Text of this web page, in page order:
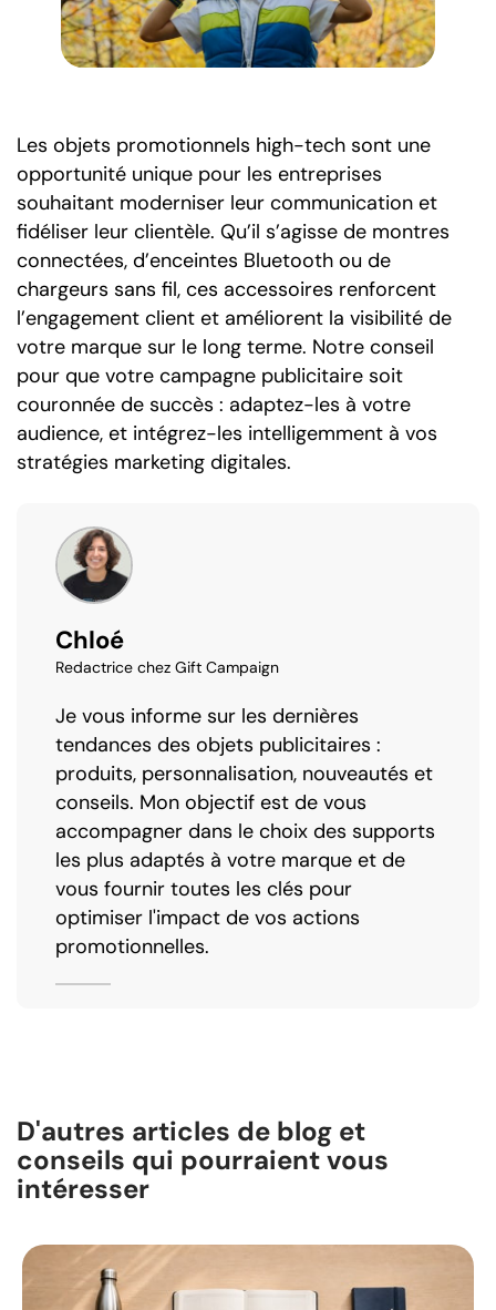
Les objets promotionnels high-tech sont une
opportunité unique pour les entreprises
souhaitant moderniser leur communication et
fidéliser leur clientèle. Qu’il s’agisse de montres
connectées, d’enceintes Bluetooth ou de
chargeurs sans fil, ces accessoires renforcent
l’engagement client et améliorent la visibilité de
votre marque sur le long terme. Notre conseil
pour que votre campagne publicitaire soit
couronnée de succès : adaptez-les à votre
audience, et intégrez-les intelligemment à vos
stratégies marketing digitales.
Chloé
Redactrice chez Gift Campaign
Je vous informe sur les dernières
tendances des objets publicitaires :
produits, personnalisation, nouveautés et
conseils. Mon objectif est de vous
accompagner dans le choix des supports
les plus adaptés à votre marque et de
vous fournir toutes les clés pour
optimiser l'impact de vos actions
promotionnelles.
D'autres articles de blog et
conseils qui pourraient vous
intéresser